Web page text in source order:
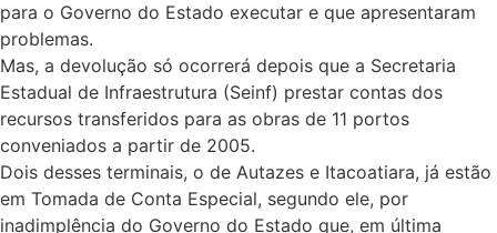
para o Governo do Estado executar e que apresentaram
problemas.
Mas, a devolução só ocorrerá depois que a Secretaria
Estadual de Infraestrutura (Seinf) prestar contas dos
recursos transferidos para as obras de 11 portos
conveniados a partir de 2005.
Dois desses terminais, o de Autazes e Itacoatiara, já estão
em Tomada de Conta Especial, segundo ele, por
inadimplência do Governo do Estado que, em última